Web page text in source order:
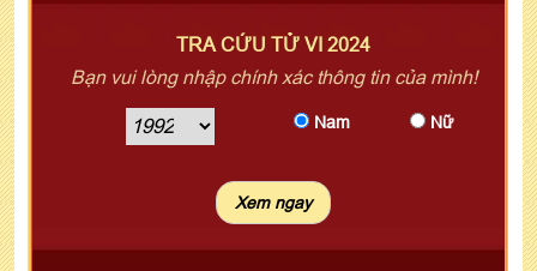
TRA CỨU TỬ VI 2024
Bạn vui lòng nhập chính xác thông tin của mình!
Nam Nữ